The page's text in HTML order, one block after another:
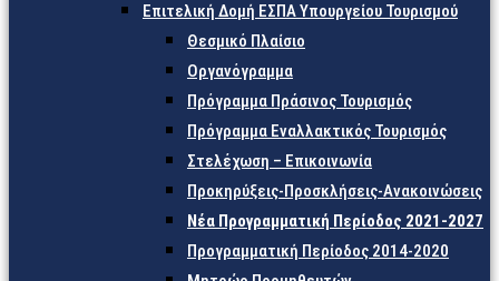
Επιτελική Δομή ΕΣΠΑ Υπουργείου Τουρισμού
Θεσμικό Πλαίσιο
Οργανόγραμμα
Πρόγραμμα Πράσινος Τουρισμός
Πρόγραμμα Εναλλακτικός Τουρισμός
Στελέχωση – Επικοινωνία
Προκηρύξεις-Προσκλήσεις-Ανακοινώσεις
Νέα Προγραμματική Περίοδος 2021-2027
Προγραμματική Περίοδος 2014-2020